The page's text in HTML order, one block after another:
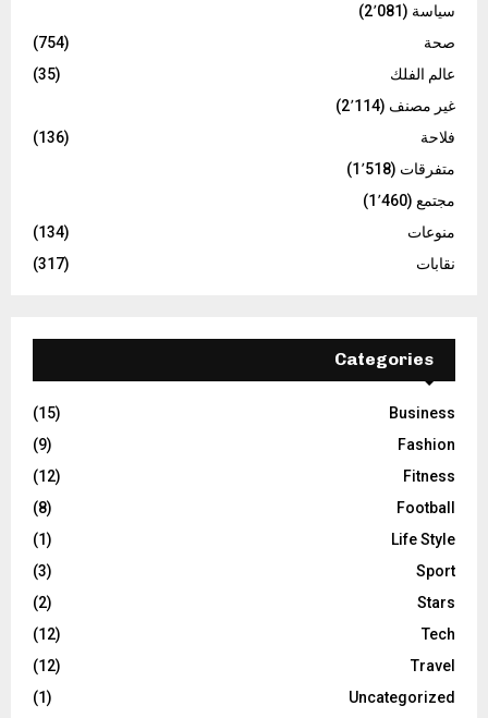
سياسة (2٬081)
صحة
(754)
عالم الفلك
(35)
غير مصنف (2٬114)
فلاحة
(136)
متفرقات (1٬518)
مجتمع (1٬460)
منوعات
(134)
نقابات
(317)
Categories
Business
(15)
Fashion
(9)
Fitness
(12)
Football
(8)
Life Style
(1)
Sport
(3)
Stars
(2)
Tech
(12)
Travel
(12)
Uncategorized
(1)